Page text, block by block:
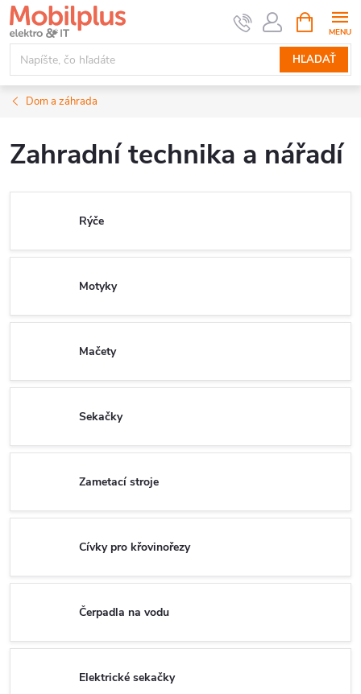
Prejsť
na
obsah
HĽADAŤ
KOŠÍK
Dom a záhrada
Zahradní technika a nářadí
Rýče
Motyky
Mačety
Sekačky
Zametací stroje
Cívky pro křovinořezy
Čerpadla na vodu
Elektrické sekačky